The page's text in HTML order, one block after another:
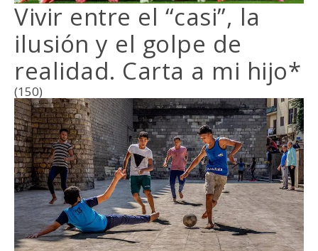
Vivir entre el “casi”, la
ilusión y el golpe de
realidad. Carta a mi hijo*
(150)